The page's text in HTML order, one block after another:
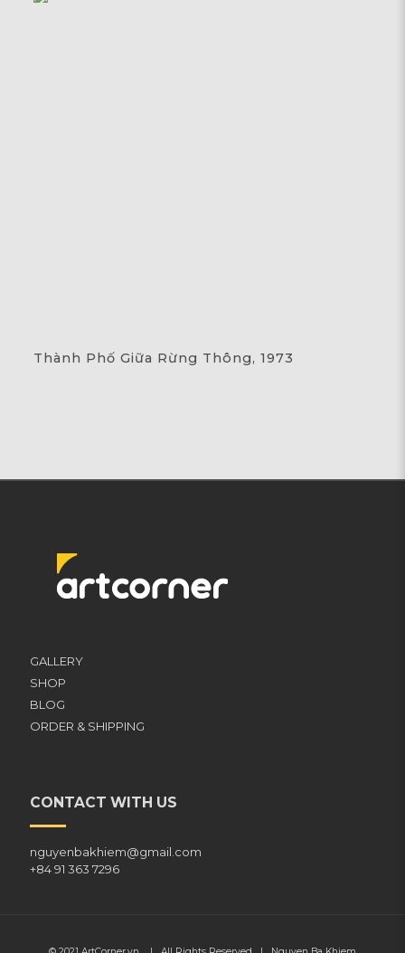
Thành Phố Giữa Rừng Thông, 1973
GALLERY
SHOP
BLOG
ORDER & SHIPPING
CONTACT WITH US
nguyenbakhiem@gmail.com
+84 91 363 7296